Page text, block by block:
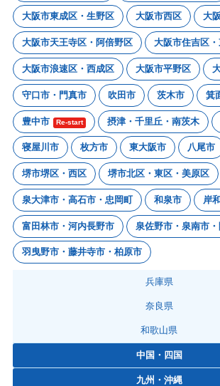
大阪市東成区・生野区 大阪市西区 大
大阪市天王寺区・阿倍野区 大阪市住吉区
大阪市浪速区・西成区 大阪市平野区
守口市・門真市 吹田市 茨木市 箕
豊中市 Re-start 摂津・千里丘・南茨木
寝屋川市 枚方市 東大阪市 八尾市
堺市堺区・西区 堺市北区・東区・美原区
泉大津市・高石市・忠岡町 和泉市 岸
富田林市・河内長野市 泉佐野市・泉南市
羽曳野市・藤井寺市・柏原市
兵庫県
奈良県
和歌山県
中国・四国
九州・沖縄